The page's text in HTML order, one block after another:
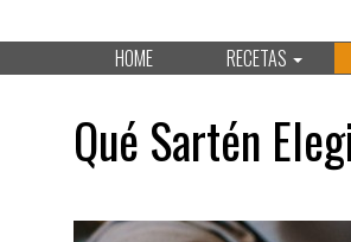
HOME RECETAS
Qué Sartén